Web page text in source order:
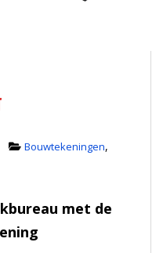
Bouwtekeningen,
met de